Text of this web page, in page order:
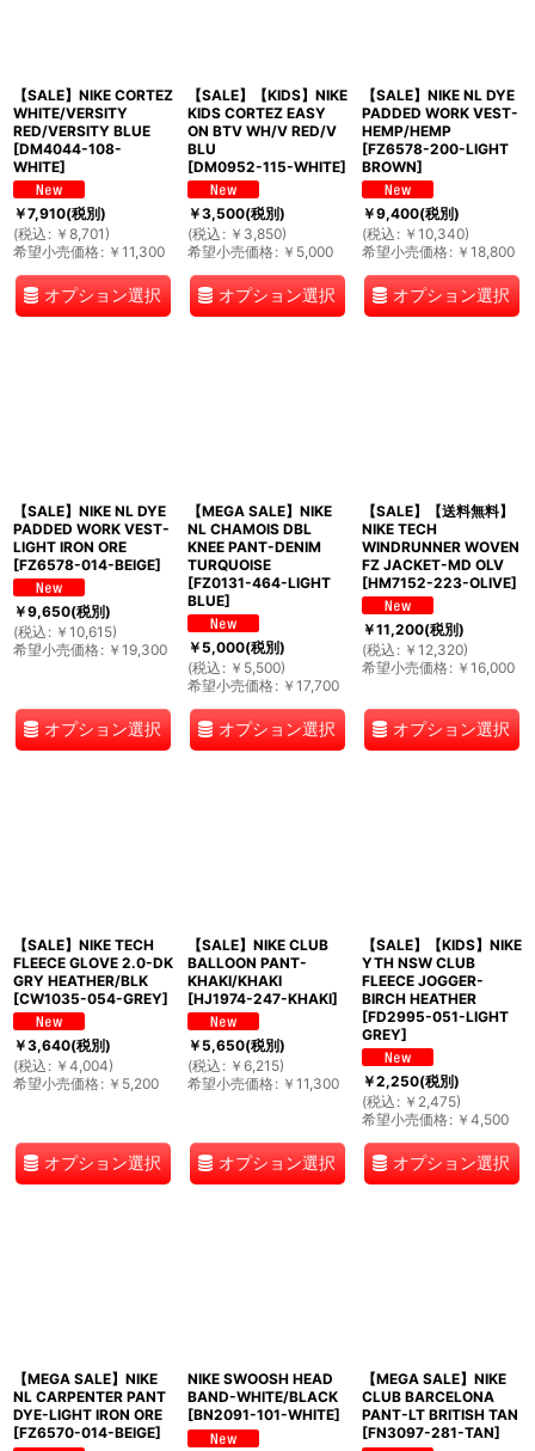
【SALE】NIKE CORTEZ
WHITE/VERSITY
RED/VERSITY BLUE
[DM4044-108-
WHITE]
￥7,910(税別)
(税込 : ￥ 8,701)
希望小売価格: ￥ 11,300
オプション選択
【SALE】【KIDS】NIKE
KIDS CORTEZ EASY
ON BTV WH/V RED/V
BLU
[DM0952-115-WHITE]
￥3,500(税別)
(税込 : ￥ 3,850)
希望小売価格: ￥ 5,000
オプション選択
【SALE】NIKE NL DYE
PADDED WORK VEST-
HEMP/HEMP
[FZ6578-200-LIGHT
BROWN]
￥9,400(税別)
(税込 : ￥ 10,340)
希望小売価格: ￥ 18,800
オプション選択
【SALE】NIKE NL DYE
PADDED WORK VEST-
LIGHT IRON ORE
[FZ6578-014-BEIGE]
￥9,650(税別)
(税込 : ￥ 10,615)
希望小売価格: ￥ 19,300
オプション選択
【MEGA SALE】NIKE
NL CHAMOIS DBL
KNEE PANT-DENIM
TURQUOISE
[FZ0131-464-LIGHT
BLUE]
￥5,000(税別)
(税込 : ￥ 5,500)
希望小売価格: ￥ 17,700
オプション選択
【SALE】【送料無料】
NIKE TECH
WINDRUNNER WOVEN
FZ JACKET-MD OLV
[HM7152-223-OLIVE]
￥11,200(税別)
(税込 : ￥ 12,320)
希望小売価格: ￥ 16,000
オプション選択
【SALE】NIKE TECH
FLEECE GLOVE 2.0-DK
GRY HEATHER/BLK
[CW1035-054-GREY]
￥3,640(税別)
(税込 : ￥ 4,004)
希望小売価格: ￥ 5,200
オプション選択
【SALE】NIKE CLUB
BALLOON PANT-
KHAKI/KHAKI
[HJ1974-247-KHAKI]
￥5,650(税別)
(税込 : ￥ 6,215)
希望小売価格: ￥ 11,300
オプション選択
【SALE】【KIDS】NIKE
YTH NSW CLUB
FLEECE JOGGER-
BIRCH HEATHER
[FD2995-051-LIGHT
GREY]
￥2,250(税別)
(税込 : ￥ 2,475)
希望小売価格: ￥ 4,500
オプション選択
【MEGA SALE】NIKE
NL CARPENTER PANT
DYE-LIGHT IRON ORE
[FZ6570-014-BEIGE]
NIKE SWOOSH HEAD
BAND-WHITE/BLACK
[BN2091-101-WHITE]
【MEGA SALE】NIKE
CLUB BARCELONA
PANT-LT BRITISH TAN
[FN3097-281-TAN]